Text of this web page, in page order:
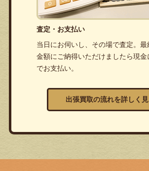
査定・お支払い
当日にお伺いし、その場で査定。最
金額にご納得いただけましたら現金
でお支払い。
出張買取の流れを詳しく